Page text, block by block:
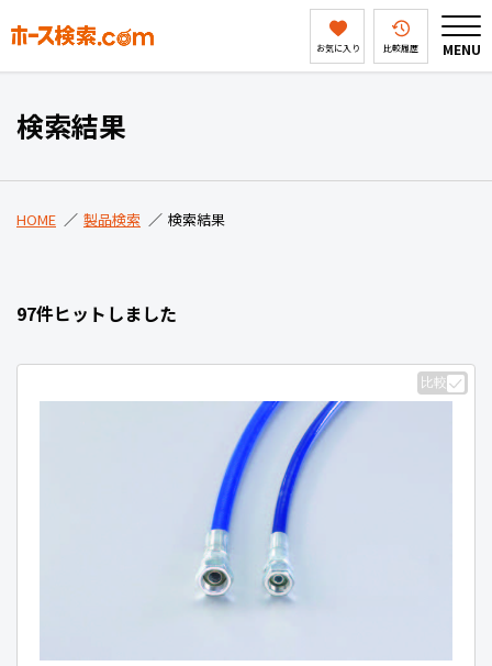
お気に入り 比較履歴 MENU
製品検索
会社案内
検索結果
HOME 製品検索 検索結果
97件ヒットしました
比較